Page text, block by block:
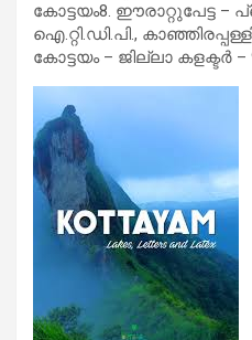
കോട്ടയം8. ഈരാറ്റുപേട്ട –
ഐ.റ്റി.ഡി.പി.,
കോട്ടയം – ജില്ലാ കളക്ടര്‍ –